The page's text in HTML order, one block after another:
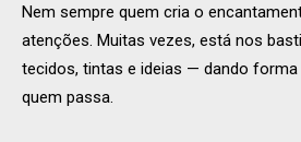
Nem sempre quem cria o
atenções. Muitas vezes, está nos
tecidos, tintas e ideias — dando
quem passa.